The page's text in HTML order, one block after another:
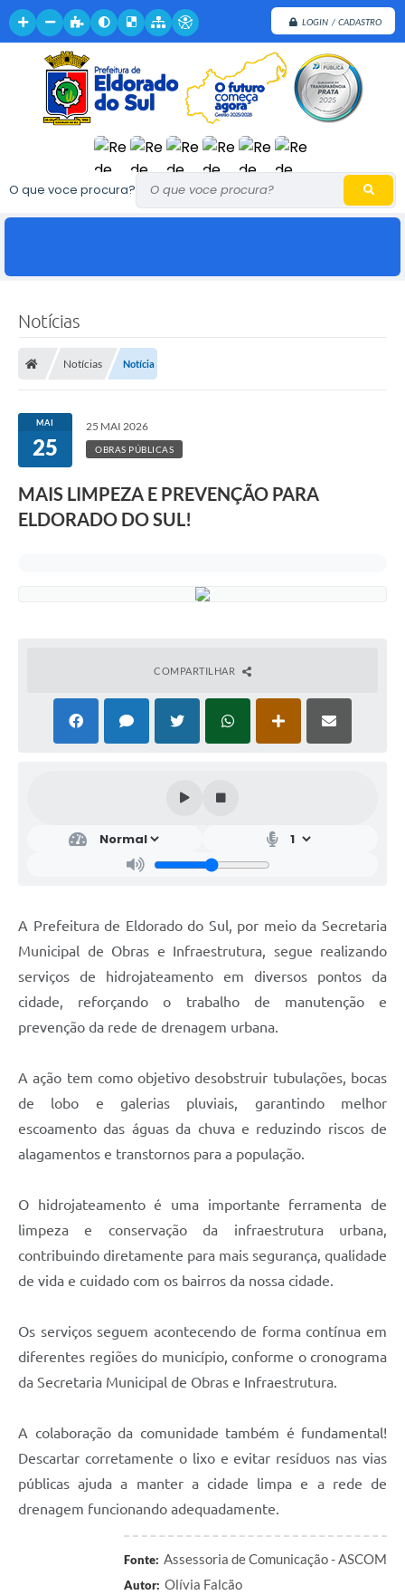
LOGIN / CADASTRO
O que voce procura?
Notícias
Notícias Notícia
MAI
25
25 MAI 2026
OBRAS PÚBLICAS
MAIS LIMPEZA E PREVENÇÃO PARA
ELDORADO DO SUL!
COMPARTILHAR
A Prefeitura de Eldorado do Sul, por meio da Secretaria
Municipal de Obras e Infraestrutura, segue realizando
serviços de hidrojateamento em diversos pontos da
cidade, reforçando o trabalho de manutenção e
prevenção da rede de drenagem urbana.
A ação tem como objetivo desobstruir tubulações, bocas
de lobo e galerias pluviais, garantindo melhor
escoamento das águas da chuva e reduzindo riscos de
alagamentos e transtornos para a população.
O hidrojateamento é uma importante ferramenta de
limpeza e conservação da infraestrutura urbana,
contribuindo diretamente para mais segurança, qualidade
de vida e cuidado com os bairros da nossa cidade.
Os serviços seguem acontecendo de forma contínua em
diferentes regiões do município, conforme o cronograma
da Secretaria Municipal de Obras e Infraestrutura.
A colaboração da comunidade também é fundamental!
Descartar corretamente o lixo e evitar resíduos nas vias
públicas ajuda a manter a cidade limpa e a rede de
drenagem funcionando adequadamente.
Fonte: Assessoria de Comunicação - ASCOM
Autor: Olívia Falcão